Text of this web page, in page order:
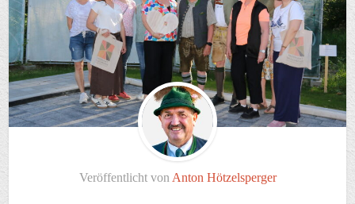
Veröffentlicht von Anton Hötzelsperger